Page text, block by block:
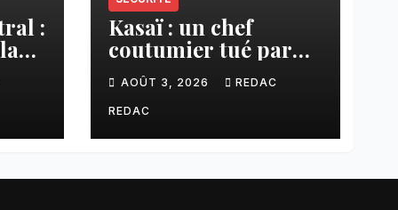
: Kasaï : un chef
coutumier tué par
balle par un policier
à Kamuesha, la
tension monte
AOÛT 3, 2026 REDAC
REDAC